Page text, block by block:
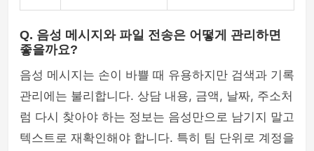
Q. 음성 메시지와 파일 전송은 어떻게 관리하면
좋을까요?
음성 메시지는 손이 바쁠 때 유용하지만 검색과 기록
관리에는 불리합니다. 상담 내용, 금액, 날짜, 주소처
럼 다시 찾아야 하는 정보는 음성만으로 남기지 말고
텍스트로 재확인해야 합니다. 특히 팀 단위로 계정을